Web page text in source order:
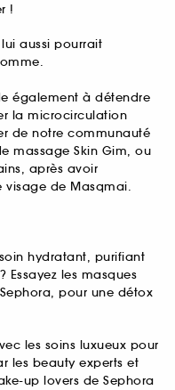
!
aussi pourrait
également à détendre
la microcirculation
de notre communauté
massage Skin Gim, ou
après avoir
visage de Masqmai.
hydratant, purifiant
les masques
pour une détox
les soins luxueux pour
les beauty experts et
up lovers de Sephora